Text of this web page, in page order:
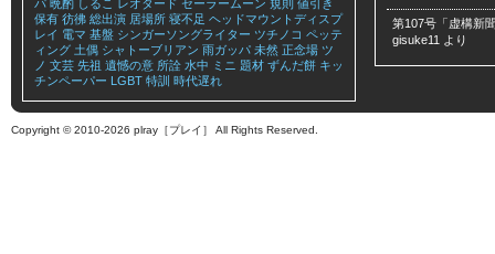
パ 晩酌 しるこ レオタード セーラームーン 規則 値引き
保有 彷彿 総出演 居場所 寝不足 ヘッドマウントディスプ
レイ 電マ 基盤 シンガーソングライター ツチノコ ペッテ
ィング 土偶 シャトーブリアン 雨ガッパ 未然 正念場 ツ
ノ 文芸 先祖 遺憾の意 所詮 水中 ミニ 題材 ずんだ餅 キッ
チンペーパー LGBT 特訓 時代遅れ
第107号「虚構新
gisuke11 より
Copyright © 2010-2026 plray［プレイ］ All Rights Reserved.